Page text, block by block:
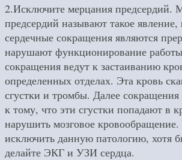
2.Исключите мерцания предсердий.
предсердий называют такое
сердечные сокращения являются
нарушают функционирование
сокращения ведут к застаиванию
определенных отделах. Эта кровь
сгустки и тромбы. Далее сокращения
к тому, что эти сгустки попадают в
нарушить мозговое
исключить данную патологию, хотя
делайте ЭКГ и УЗИ сердца.